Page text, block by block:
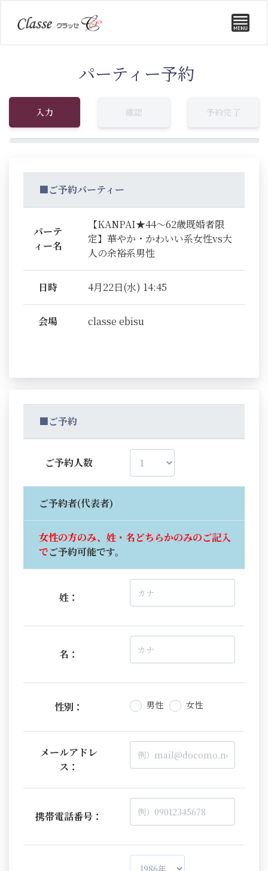
パーティー予約
入力 確認 予約完了
■ご予約パーティー
パーテ
ィー名
【KANPAI★44～62歳既婚者限
定】華やか・かわいい系女性vs大
人の余裕系男性
日時 4月22日(水) 14:45
会場 classe ebisu
■ご予約
ご予約人数
ご予約者(代表者)
女性の方のみ、姓・名どちらかのみのご記入
でご予約可能です。
姓：
名：
性別： 男性 女性
メールアドレ
ス：
携帯電話番号：